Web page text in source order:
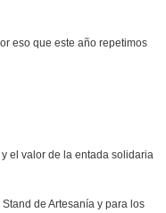
eso que este año repetimos
el valor de la entada solidaria
de Artesanía y para los